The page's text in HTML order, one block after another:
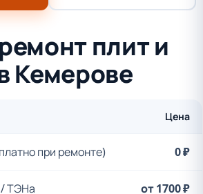
плит и
Кемерове
Цена
при ремонте) 0 ₽
ТЭНа от 1700 ₽